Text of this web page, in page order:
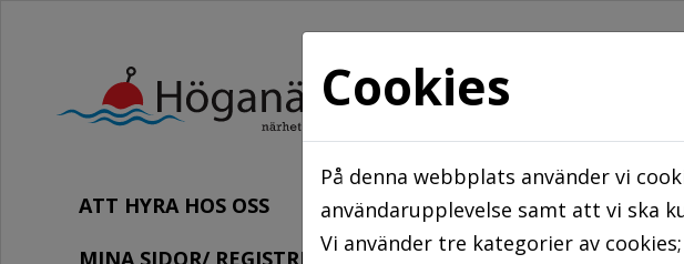
ATT HYRA HOS OSS FÖR HYRESGÄSTER
MINA SIDOR/ REGISTRERA DIG
KONTAKTA OSS
Cookies
På denna webbplats använder vi
användarupplevelse samt att vi ska
Vi använder tre kategorier av